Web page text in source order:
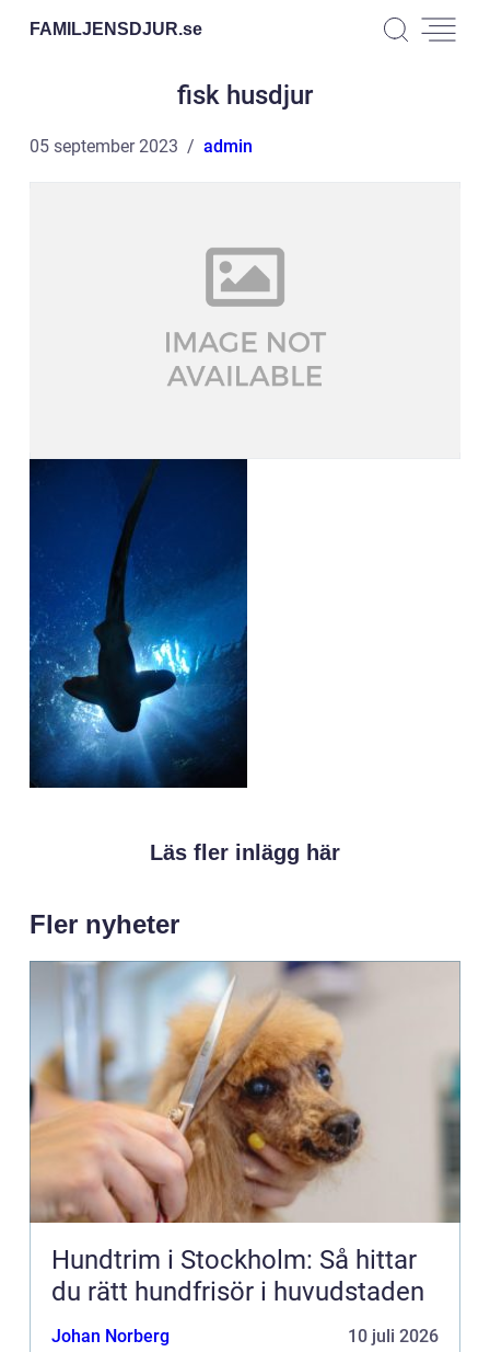
FAMILJENSDJUR.se
fisk husdjur
05 september 2023 admin
Läs fler inlägg här
Fler nyheter
Hundtrim i Stockholm: Så hittar
du rätt hundfrisör i huvudstaden
Johan Norberg 10 juli 2026